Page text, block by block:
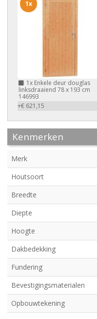
1x Enkele deur douglas
linksdraaiend 78 x 193 cm
146993
+€ 621,15
1x
Kenmerken
Merk
Houtsoort
Breedte
Diepte
Hoogte
Dakbedekking
Fundering
Bevestigingsmaterialen
Opbouwtekening